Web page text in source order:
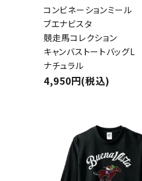
コンビネーションミール
ブエナビスタ
競走馬コレクション
キャンバストートバッグL
ナチュラル
4,950円(税込)